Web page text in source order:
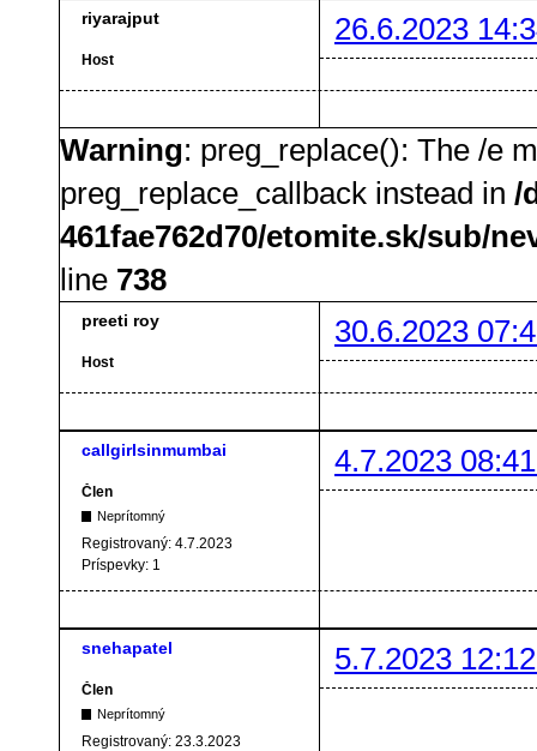
riyarajput 26.6.2023
Host
Warning: preg_replace(): The /e
preg_replace_callback instead in /
461fae762d70/etomite.sk/sub/
line 738
preeti roy 30.6.2023
Host
callgirlsinmumbai 4.7.2023
Člen
Neprítomný
Registrovaný: 4.7.2023
Príspevky: 1
snehapatel 5.7.2023
Člen
Neprítomný
Registrovaný: 23.3.2023